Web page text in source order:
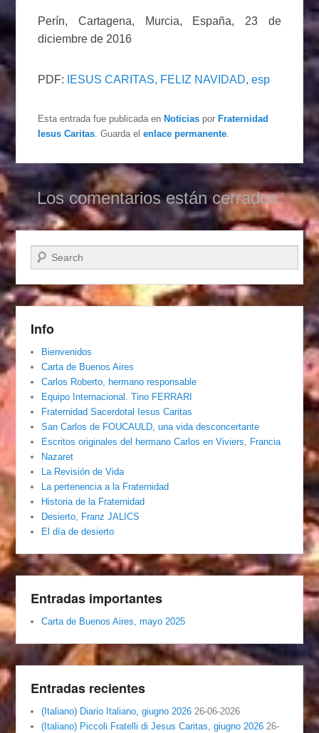
Perín, Cartagena, Murcia, España, 23 de
diciembre de 2016
PDF: IESUS CARITAS, FELIZ NAVIDAD, esp
Esta entrada fue publicada en Noticias por Fraternidad
Iesus Caritas. Guarda elenlace permanente.
Los comentarios están cerrados.
Buscar
Info
Bienvenidos
Carta de Buenos Aires
Carlos Roberto, hermano responsable
Equipo Internacional. Tino FERRARI
Fraternidad Sacerdotal Iesus Caritas
San Carlos de FOUCAULD, una vida desconcertante
Escritos originales del hermano Carlos en Viviers, Francia
Nazaret
La Revisión de Vida
La pertenencia a la Fraternidad
Historia de la Fraternidad
Desierto, Franz JALICS
El día de desierto
Entradas importantes
Carta de Buenos Aires, mayo 2025
Entradas recientes
(Italiano) Diario Italiano, giugno 2026 26-06-2026
(Italiano) Piccoli Fratelli di Jesus Caritas, giugno 2026 26-